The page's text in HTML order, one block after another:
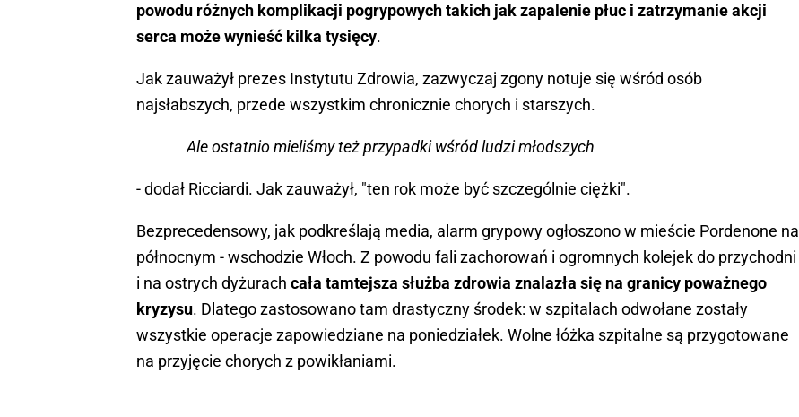
powodu różnych komplikacji pogrypowych takich jak zapalenie płuc i zatrzymanie akcji
serca może wynieść kilka tysięcy.
Jak zauważył prezes Instytutu Zdrowia, zazwyczaj zgony notuje się wśród osób
najsłabszych, przede wszystkim chronicznie chorych i starszych.
Ale ostatnio mieliśmy też przypadki wśród ludzi młodszych
- dodał Ricciardi. Jak zauważył, "ten rok może być szczególnie ciężki".
Bezprecedensowy, jak podkreślają media, alarm grypowy ogłoszono w mieście Pordenone na
północnym - wschodzie Włoch. Z powodu fali zachorowań i ogromnych kolejek do przychodni
i na ostrych dyżurach cała tamtejsza służba zdrowia znalazła się na granicy poważnego
kryzysu. Dlatego zastosowano tam drastyczny środek: w szpitalach odwołane zostały
wszystkie operacje zapowiedziane na poniedziałek. Wolne łóżka szpitalne są przygotowane
na przyjęcie chorych z powikłaniami.